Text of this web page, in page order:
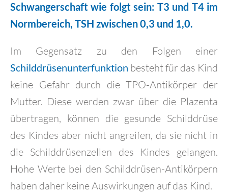
Schwangerschaft wie folgt sein: T3 und T4 im
Normbereich, TSH zwischen 0,3 und 1,0.
Im Gegensatz zu den Folgen einer
Schilddrüsenunterfunktion besteht für das Kind
keine Gefahr durch die TPO-Antikörper der
Mutter. Diese werden zwar über die Plazenta
übertragen, können die gesunde Schilddrüse
des Kindes aber nicht angreifen, da sie nicht in
die Schilddrüsenzellen des Kindes gelangen.
Hohe Werte bei den Schilddrüsen-Antikörpern
haben daher keine Auswirkungen auf das Kind.